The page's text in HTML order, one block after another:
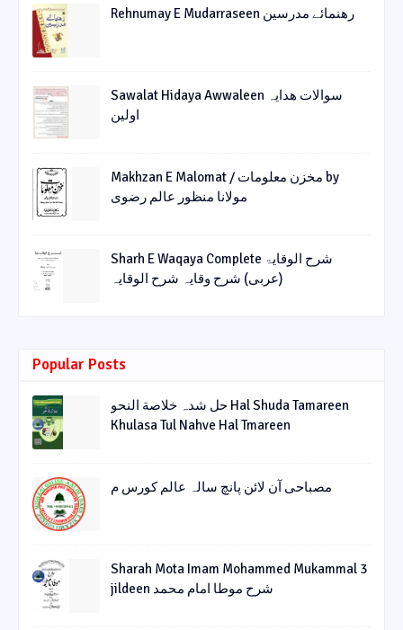
Rehnumay E Mudarraseen رهنمائے مدرسین
Sawalat Hidaya Awwaleen سوالات ھدایہ
اولین
Makhzan E Malomat / مخزن معلومات by
مولانا منظور عالم رضوی
Sharh E Waqaya Complete شرح الوقایۃ
(عربی) شرح وقایہ شرح الوقایہ
Popular Posts
حل شدہ خلاصة النحو Hal Shuda Tamareen
Khulasa Tul Nahve Hal Tmareen
مصباحی آن لائن پانچ سالہ عالم کورس م
Sharah Mota Imam Mohammed Mukammal 3
jildeen شرح موطا امام محمد